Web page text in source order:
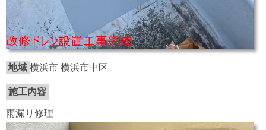
地域 横浜市 横浜市中区
施工内容
雨漏り修理